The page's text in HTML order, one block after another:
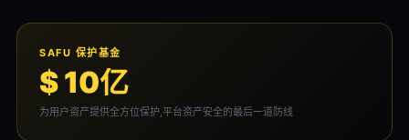
SAFU 保护基金
$ 10亿
为用户资产提供全方位保护,平台资产安全的最后一道防线